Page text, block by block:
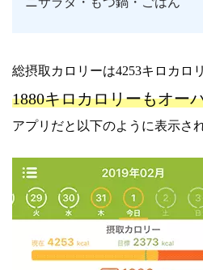
総摂取カロリーは4253キロカロ
1880キロカロリーもオー
アプリだと以下のように表示さ